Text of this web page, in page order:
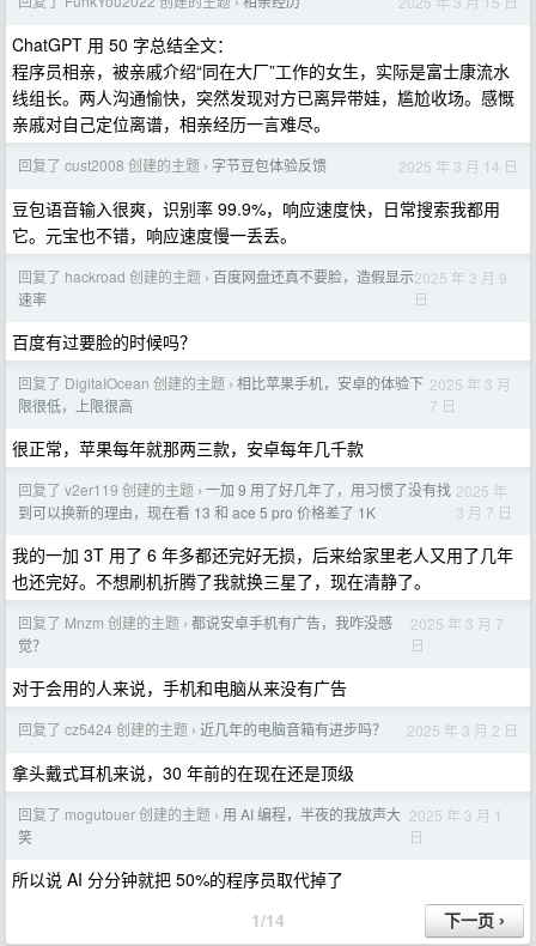
ChatGPT 用 50 字总结全文：
程序员相亲，被亲戚介绍“同在大厂”工作的女生，实际是富士康流水
线组长。两人沟通愉快，突然发现对方已离异带娃，尴尬收场。感慨
亲戚对自己定位离谱，相亲经历一言难尽。
回复了 cust2008 创建的主题 › 字节豆包体验反馈 2025 年 3 月 14 日
豆包语音输入很爽，识别率 99.9%，响应速度快，日常搜索我都用
它。元宝也不错，响应速度慢一丢丢。
回复了 hackroad 创建的主题 › 百度网盘还真不要脸，造假显示
速率
2025 年 3 月 9
日
百度有过要脸的时候吗？
回复了 DigitaIOcean 创建的主题 › 相比苹果手机，安卓的体验下
限很低，上限很高
2025 年 3 月
7 日
很正常，苹果每年就那两三款，安卓每年几千款
回复了 v2er119 创建的主题 › 一加 9 用了好几年了，用习惯了没有找
到可以换新的理由，现在看 13 和 ace 5 pro 价格差了 1K
2025 年
3 月 7 日
我的一加 3T 用了 6 年多都还完好无损，后来给家里老人又用了几年
也还完好。不想刷机折腾了我就换三星了，现在清静了。
回复了 Mnzm 创建的主题 › 都说安卓手机有广告，我咋没感
觉？
2025 年 3 月 7
日
对于会用的人来说，手机和电脑从来没有广告
回复了 cz5424 创建的主题 › 近几年的电脑音箱有进步吗？ 2025 年 3 月 2 日
拿头戴式耳机来说，30 年前的在现在还是顶级
回复了 mogutouer 创建的主题 › 用 AI 编程，半夜的我放声大
笑
2025 年 3 月 1
日
所以说 AI 分分钟就把 50%的程序员取代掉了
1/14